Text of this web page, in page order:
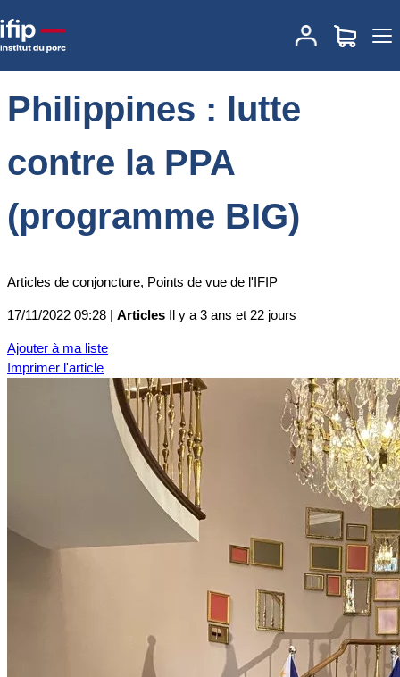
Accueil
Philippines : lutte contre la PPA (programme
BIG)
Philippines : lutte
contre la PPA
(programme BIG)
Articles de conjoncture, Points de vue de l'IFIP
17/11/2022 09:28 | Articles Il y a 3 ans et 22 jours
Ajouter à ma liste
Imprimer l'article